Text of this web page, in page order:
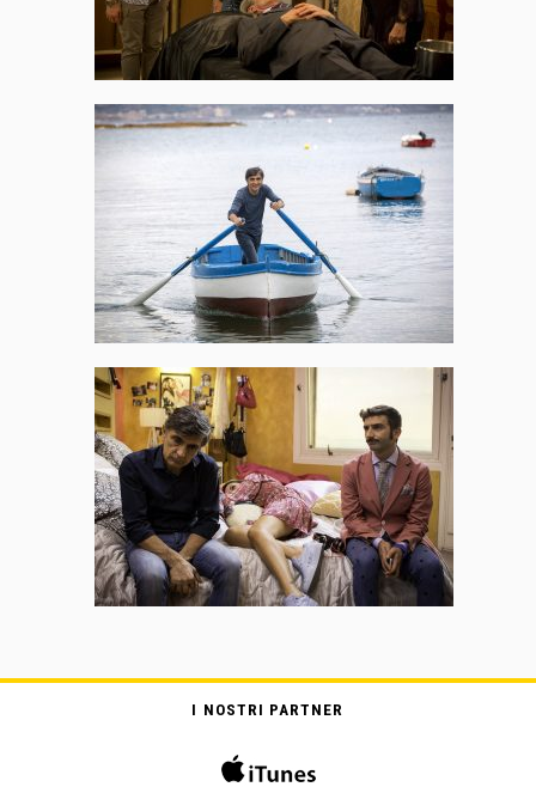
I NOSTRI PARTNER